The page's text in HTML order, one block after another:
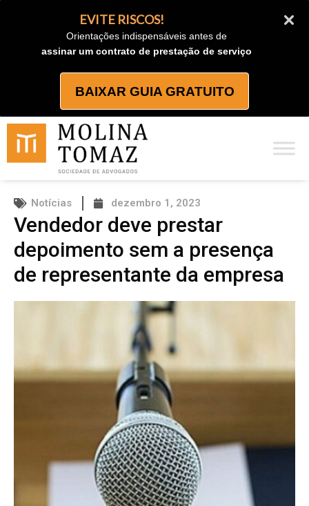
EVITE RISCOS!
Orientações indispensáveis antes de
assinar um contrato de prestação de serviço
BAIXAR GUIA GRATUITO
Notícias dezembro 1, 2023
Vendedor deve prestar
depoimento sem a presença
de representante da empresa